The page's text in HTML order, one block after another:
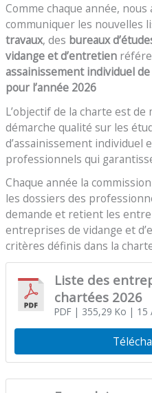
Comme chaque année,
communiquer les nouvelles
travaux, des bureaux
vidange et d’entretien
assainissement individuel
pour l’année 2026
L’objectif de la charte est
démarche qualité sur les
d’assainissement individuel
professionnels qui
Chaque année la
les dossiers des
demande et retient les
entreprises de vidange et
critères définis dans la
Liste des
chartées 2026
PDF| 355,29 Ko | 15